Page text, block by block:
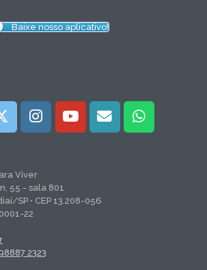
Baixe nosso aplicativo!
Viver
55 - sala 801
SP • CEP 13.208-056
22
2323